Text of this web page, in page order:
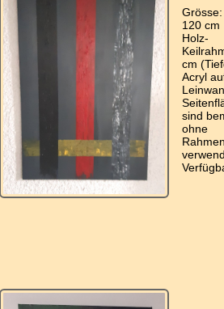
120 cm
Holz-
cm
Acryl
sind
ohne